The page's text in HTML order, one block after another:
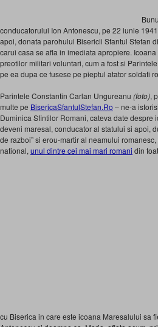
conducatorului Ion Antonescu, pe 22 iunie
apoi, donata parohului Bisericii Sfantul Stefan
carui casa se afla in imediata apropiere.
preotilor militari voluntari, cum a fost si
pe ea dupa ce fusese pe pieptul atator soldati
Parintele Constantin Carlan Ungureanu (foto),
multe pe BisericaSfantulStefan.Ro – ne-a
Duminica Sfintilor Romani, cateva date
deveni maresal, conducator al statului si apoi,
de razboi” si erou-martir al neamului
national, unul dintre cei mai mari romani din
cu Biserica in care este icoana Maresalului sa